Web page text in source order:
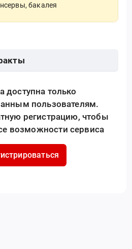
бакалея
доступна только
пользователям.
регистрацию, чтобы
возможности сервиса